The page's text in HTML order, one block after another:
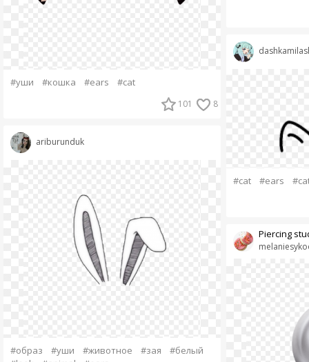
#уши #кошка #ears #cat
101 8
ariburunduk
#образ #уши #животное #зая
#белый
#cat #ears
Piercing